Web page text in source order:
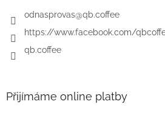
odnasprovas@qb.coffee
https://www.facebook.com/
qb.coffee
Přijímáme online platby